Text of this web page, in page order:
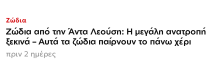
Ζώδια
Ζώδια από την Άντα Λεούση: Η μεγάλη ανατροπή
ξεκινά – Αυτά τα ζώδια παίρνουν το πάνω χέρι
πριν 2 ημέρες